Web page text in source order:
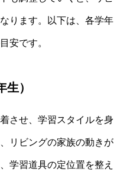
ります。以下は、各学年
安です。
）
させ、学習スタイルを身
リビングの家族の動きが
学習道具の定位置を整え